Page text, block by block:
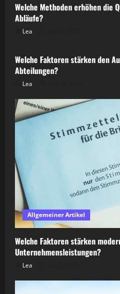
Welche Methoden erhöhen die
Abläufe?
LeaAllgemeiner Artikel
Welche Faktoren stärken den
Abteilungen?
Lea
Allgemeiner Artikel
Welche Faktoren stärken
Unternehmensleistungen?
Lea